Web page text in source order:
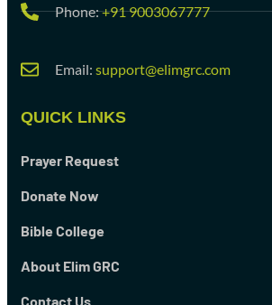
Phone:+91 9003067777
Email: support@elimgrc.com
QUICK LINKS
Prayer Request
Donate Now
Bible College
About Elim GRC
Contact Us